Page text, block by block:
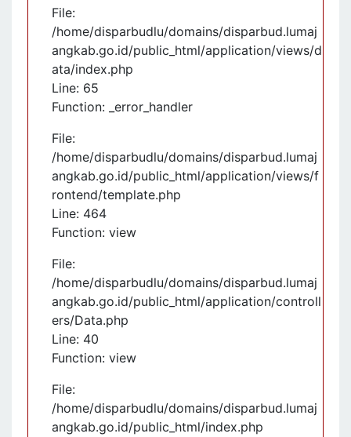
File:
/home/disparbudlu/domains/disparbud.lumaj
angkab.go.id/public_html/application/views/d
ata/index.php
Line: 65
Function: _error_handler
File:
/home/disparbudlu/domains/disparbud.lumaj
angkab.go.id/public_html/application/views/f
rontend/template.php
Line: 464
Function: view
File:
/home/disparbudlu/domains/disparbud.lumaj
angkab.go.id/public_html/application/controll
ers/Data.php
Line: 40
Function: view
File:
/home/disparbudlu/domains/disparbud.lumaj
angkab.go.id/public_html/index.php